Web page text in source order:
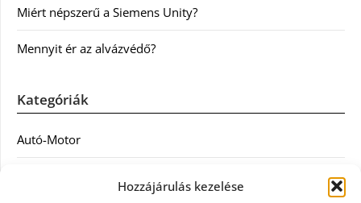
Hozzájárulás kezelése
Miért népszerű a Siemens Unity?
Mennyit ér az alvázvédő?
Kategóriák
Autó-Motor